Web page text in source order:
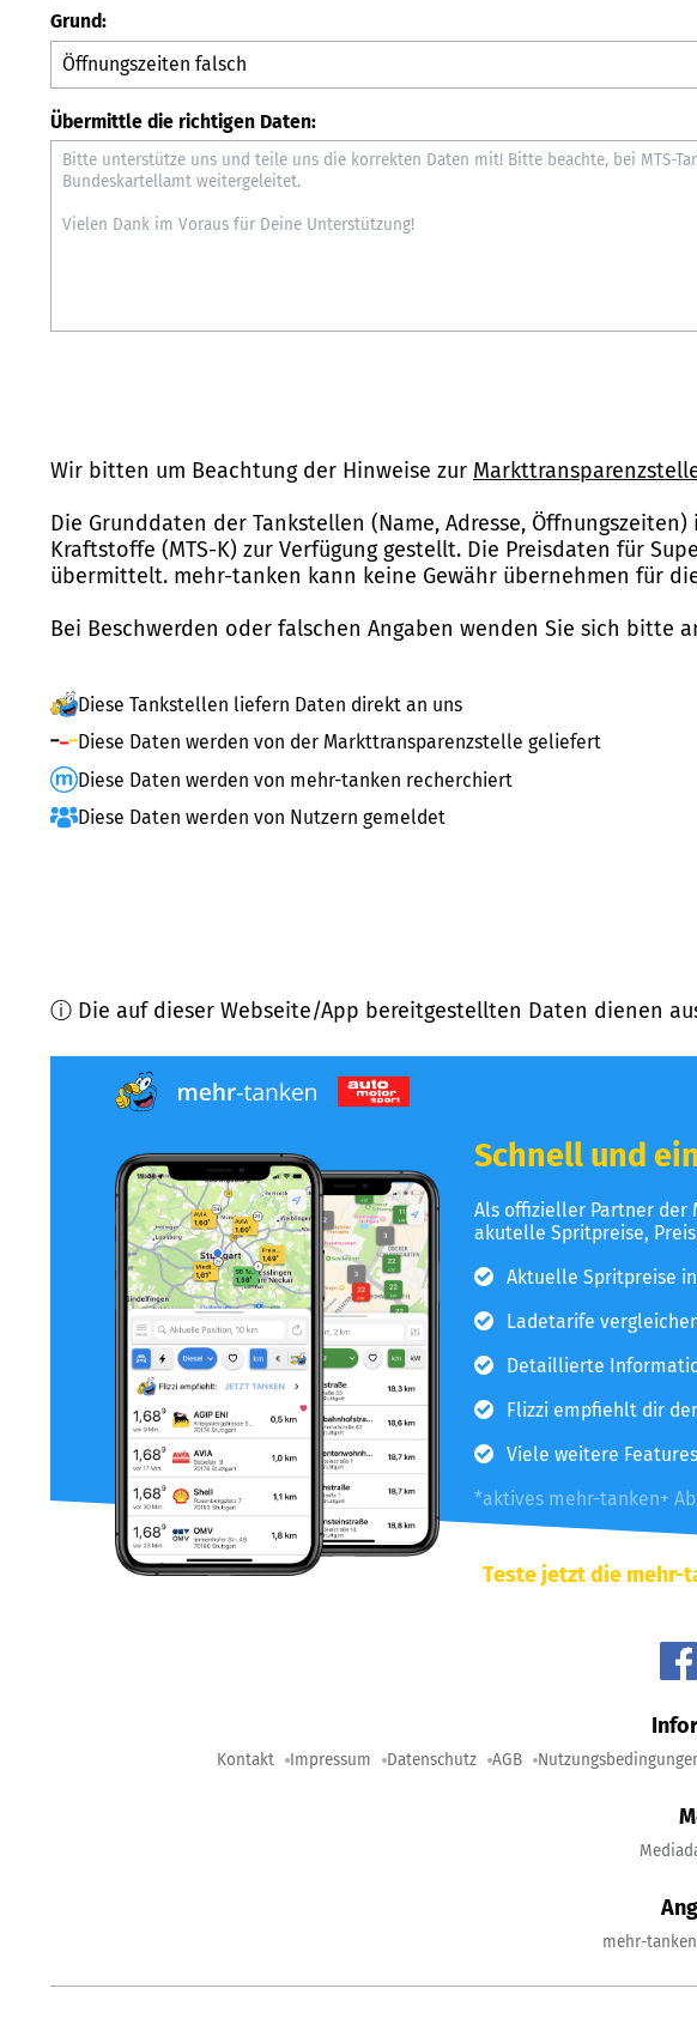
Grund:
Übermittle die richtigen Daten:
Wir bitten um Beachtung der Hinweise zur
Die Grunddaten der Tankstellen (Name, Adresse,
Kraftstoffe (MTS-K) zur Verfügung gestellt. Die Preisdaten für
übermittelt. mehr-tanken kann keine Gewähr übernehmen für
Bei Beschwerden oder falschen Angaben wenden Sie sich bitte
Diese Tankstellen liefern Daten direkt an uns
Diese Daten werden von der Markttransparenzstelle geliefert
Diese Daten werden von mehr-tanken recherchiert
Diese Daten werden von Nutzern gemeldet
ⓘ Die auf dieser Webseite/App bereitgestellten Daten dienen
Schnell und
Als offizieller Partner
akutelle Spritpreise,
Aktuelle Spritpreise
Ladetarife
Detaillierte
Flizzi empfiehlt dir
Viele weitere
*aktives mehr-tanken+
Teste jetzt die mehr-
Kontakt Impressum Datenschutz AGB
mehr-